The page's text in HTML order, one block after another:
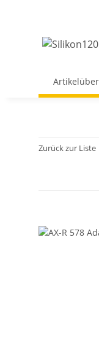
Zurück zur Liste